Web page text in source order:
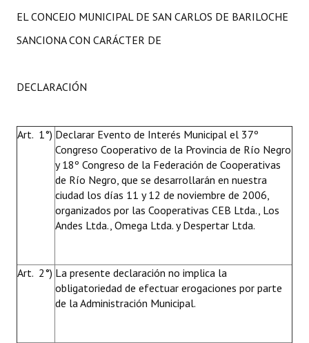
EL CONCEJO MUNICIPAL DE SAN CARLOS DE BARILOCHE
SANCIONA CON CARÁCTER DE
DECLARACIÓN
Art. 1°) Declarar Evento de Interés Municipal el 37º
Congreso Cooperativo de la Provincia de Río Negro
y 18º Congreso de la Federación de Cooperativas
de Río Negro, que se desarrollarán en nuestra
ciudad los días 11 y 12 de noviembre de 2006,
organizados por las Cooperativas CEB Ltda., Los
Andes Ltda., Omega Ltda. y Despertar Ltda.
Art. 2°) La presente declaración no implica la
obligatoriedad de efectuar erogaciones por parte
de la Administración Municipal.